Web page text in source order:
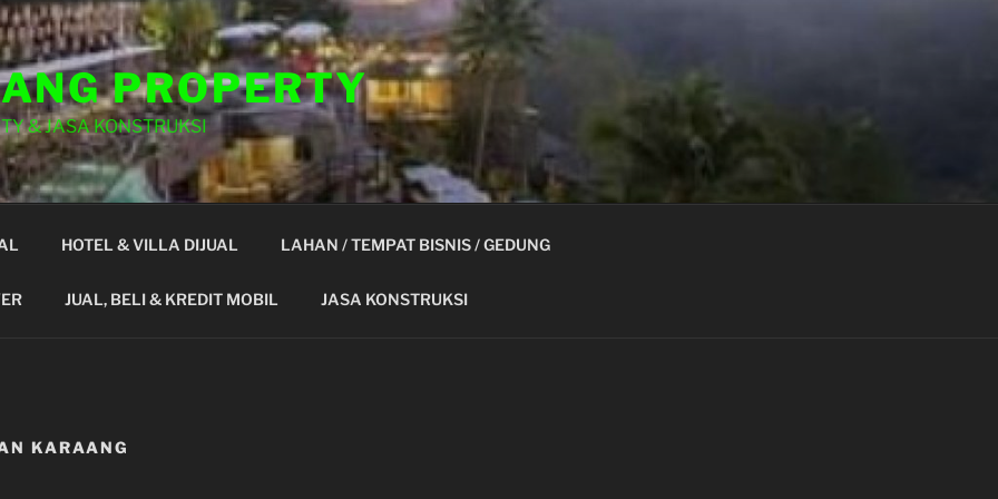
PROPERTY
& JASA KONSTRUKSI
HOTEL & VILLA DIJUAL LAHAN / TEMPAT BISNIS / GEDUNG
JUAL, BELI & KREDIT MOBIL JASA KONSTRUKSI
KARAANG